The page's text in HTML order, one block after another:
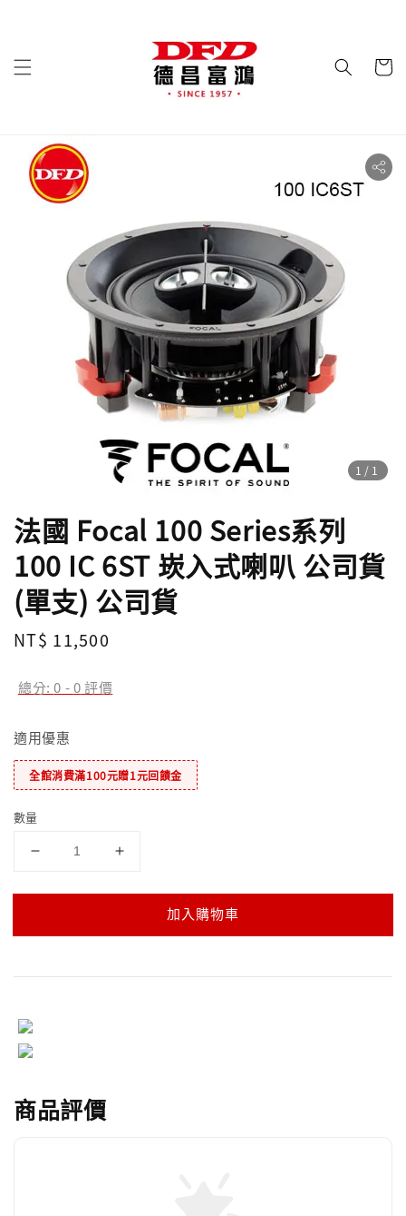
1 /1
法國 Focal 100 Series系列
100 IC 6ST 崁入式喇叭 公司貨
(單支) 公司貨
Regular
NT$ 11,500
總分:0 -0評價
適用優惠
全館消費滿100元贈1元回饋金
數量
加入購物車
商品評價